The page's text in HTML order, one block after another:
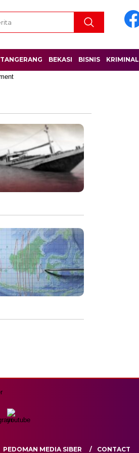
TANGERANG BEKASI BISNIS KRIMINAL
PEDOMAN MEDIA SIBER CONTACT